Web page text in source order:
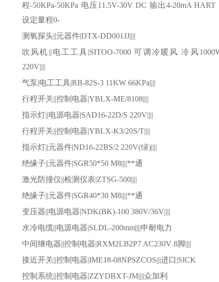
程-50KPa-50KPa 电压11.5V-30V DC 输出4-20mA HART
设定量程0-
测氧探头||元器件|DTX-DD001JJ||||
吹风机 ||电工工具|SITOO-7000 可调冷暖风 冷风
220V||||
气泵|电工工具|RB-82S-3 11KW 66KPa||||
行程开关||控制电器|YBLX-ME/8108||||
指示灯||电源电器|SAD16-22D/S 220V||||
行程开关||控制电器|YBLX-K3/20S/T||||
指示灯||元器件|ND16-22BS/2 220V(绿)||||
绝缘子||元器件|SGR50*50 M8||||**通
激光防撞仪||检测仪表|ZTSG-500||||
绝缘子||元器件|SGR40*30 M8||||**通
变压器||电源电器|NDK(BK)-100 380V/36V||||
水冷电缆||电源电器|SLDL-200mm||||申耐电力
中间继电器||控制电器|RXM2LB2P7 AC230V 8脚||||
接近开关||控制电器|IME18-08NPSZCOS|||进口|SICK
控制系统||控制电器|ZZYDBXT-JM||||众加利